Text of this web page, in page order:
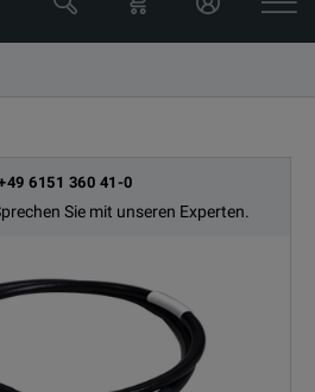
6151 360 41-0
Sie mit unseren Experten.